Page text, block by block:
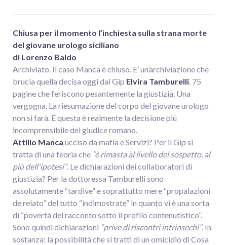
Chiusa per il momento l’inchiesta sulla strana morte
del giovane urologo siciliano
di Lorenzo Baldo
Archiviato. Il caso Manca è chiuso. E’ un’archiviazione che
brucia quella decisa oggi dal Gip Elvira Tamburelli. 75
pagine che feriscono pesantemente la giustizia. Una
vergogna. La riesumazione del corpo del giovane urologo
non si farà. E questa è realmente la decisione più
incomprensibile del giudice romano.
Attilio Manca ucciso da mafia e Servizi? Per il Gip si
tratta di una teoria che “è rimasta al livello del sospetto, al
più dell'ipotesi”. Le dichiarazioni dei collaboratori di
giustizia? Per la dottoressa Tamburelli sono
assolutamente “tardive” e soprattutto mere “propalazioni
de relato” del tutto “indimostrate” in quanto vi è una sorta
di “povertà del racconto sotto il profilo contenutistico”.
Sono quindi dichiarazioni “prive di riscontri intrinsechi”. In
sostanza: la possibilità che si tratti di un omicidio di Cosa